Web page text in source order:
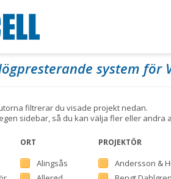
system för
filtrerar du visade projekt nedan.
sidebar, så du kan välja fler eller andra
ORT
Alingsås
PROJEKTÖR
Andersson &